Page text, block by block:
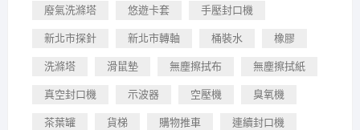
廢氣洗滌塔 悠遊卡套 手壓封口機
新北市探針 新北市轉軸 桶裝水 橡膠
洗滌塔 滑鼠墊 無塵擦拭布 無塵擦拭紙
真空封口機 示波器 空壓機 臭氧機
茶葉罐 貨梯 購物推車 連續封口機